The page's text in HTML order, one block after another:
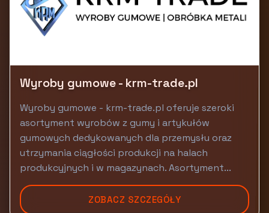
Wyroby gumowe - krm-trade.pl
Wyroby gumowe - krm-trade.pl oferuje szeroki
asortyment wyrobów z gumy i artykułów
gumowych dedykowanych dla przemysłu oraz
utrzymania ciągłości produkcji na halach
produkcyjnych i w magazynach. Asortyment...
ZOBACZ SZCZEGÓŁY